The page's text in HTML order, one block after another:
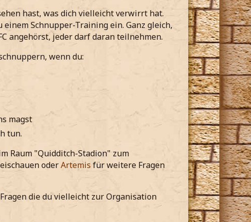
hast, was dich vielleicht verwirrt hat.
Schnupper-Training ein. Ganz gleich,
angehörst, jeder darf daran teilnehmen.
wenn du:
magst
tun.
Raum "Quidditch-Stadion" zum
oderArtemis für weitere Fragen
die du vielleicht zur Organisation